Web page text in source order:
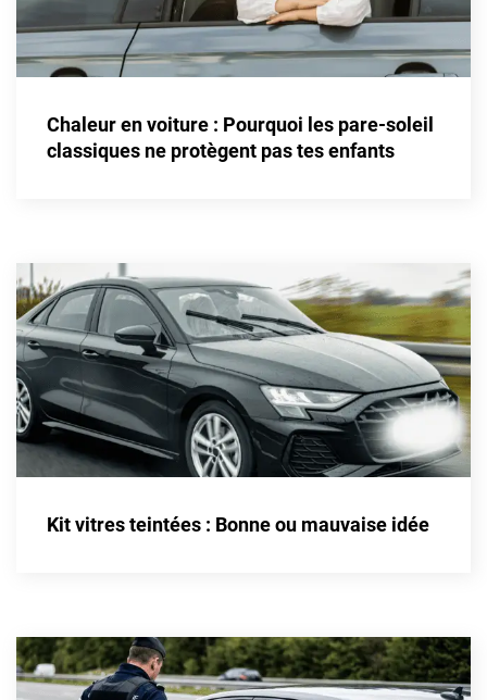
Isuzu
Jeep
Jetour
Kandi
Karma
Kgm/ssangyong
Lancia
Land Rover
Chaleur en voiture : Pourquoi les pare-soleil
classiques ne protègent pas tes enfants
Kit vitres teintées : Bonne ou mauvaise idée